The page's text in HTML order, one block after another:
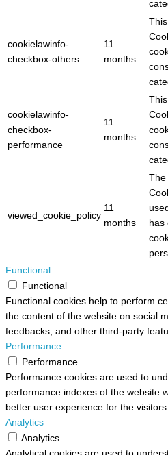
cookielawinfo-
checkbox-others
11
months
cookielawinfo-
checkbox-
performance
11
months
viewed_cookie_policy
11
months
The
has
Functional
Functional
Functional cookies help to perform
the content of the website on social
feedbacks, and other third-party
Performance
Performance
Performance cookies are used to
performance indexes of the website
better user experience for the visitors.
Analytics
Analytics